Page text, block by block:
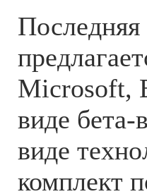
Последняя
Microsoft,
виде
виде
комплект